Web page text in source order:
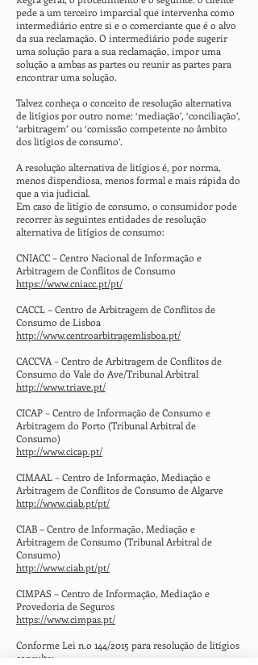
pede a um terceiro imparcial que intervenha como
intermediário entre si e o comerciante que é o alvo
da sua reclamação. O intermediário pode sugerir
uma solução para a sua reclamação, impor uma
solução a ambas as partes ou reunir as partes para
encontrar uma solução.
Talvez conheça o conceito de resolução alternativa
de litígios por outro nome: ‘mediação’, ‘conciliação’,
‘arbitragem’ ou ‘comissão competente no âmbito
dos litígios de consumo’.
A resolução alternativa de litígios é, por norma,
menos dispendiosa, menos formal e mais rápida do
que a via judicial.
Em caso de litígio de consumo, o consumidor pode
recorrer às seguintes entidades de resolução
alternativa de litígios de consumo:
CNIACC – Centro Nacional de Informação e
Arbitragem de Conflitos de Consumo
https://www.cniacc.pt/pt/
CACCL – Centro de Arbitragem de Conflitos de
Consumo de Lisboa
http://www.centroarbitragemlisboa.pt/
CACCVA – Centro de Arbitragem de Conflitos de
Consumo do Vale do Ave/Tribunal Arbitral
http://www.triave.pt/
CICAP – Centro de Informação de Consumo e
Arbitragem do Porto (Tribunal Arbitral de
Consumo)
http://www.cicap.pt/
CIMAAL – Centro de Informação, Mediação e
Arbitragem de Conflitos de Consumo de Algarve
http://www.ciab.pt/pt/
CIAB – Centro de Informação, Mediação e
Arbitragem de Consumo (Tribunal Arbitral de
Consumo)
http://www.ciab.pt/pt/
CIMPAS – Centro de Informação, Mediação e
Provedoria de Seguros
https://www.cimpas.pt/
Conforme Lei n.o 144/2015 para resolução de litígios
consulte: